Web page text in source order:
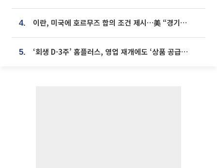
4. 이란, 미국에 호르무즈 합의 조건 제시…美 “경기 아직 안 끝나” [종합]
5. ‘회생 D-3주’ 홈플러스, 영업 재개에도 ‘상품 공급망’ 복구가 생존 관건